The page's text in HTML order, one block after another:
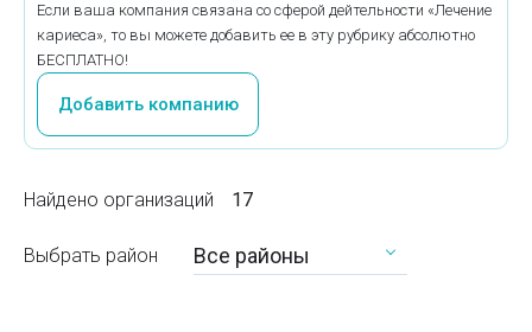
Если ваша компания связана со сферой дейтельности «Лечение
кариеса», то вы можете добавить ее в эту рубрику абсолютно
БЕСПЛАТНО!
Добавить компанию
Найдено организаций 17
Выбрать район Все районы